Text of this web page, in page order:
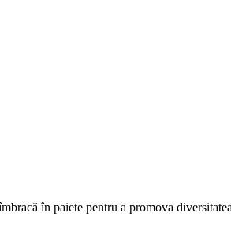
în paiete pentru a promova